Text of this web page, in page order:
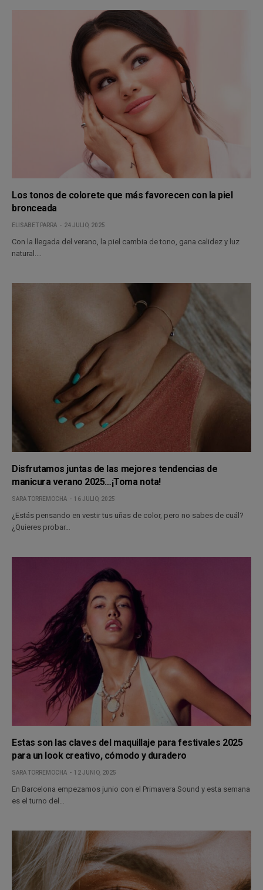
Los tonos de colorete que más favorecen con la piel
bronceada
ELISABET PARRA 24 JULIO, 2025
Con la llegada del verano, la piel cambia de tono, gana calidez y luz
natural.…
Disfrutamos juntas de las mejores tendencias de
manicura verano 2025…¡Toma nota!
SARA TORREMOCHA 16 JULIO, 2025
¿Estás pensando en vestir tus uñas de color, pero no sabes de cuál?
¿Quieres probar…
Estas son las claves del maquillaje para festivales 2025
para un look creativo, cómodo y duradero
SARA TORREMOCHA 12 JUNIO, 2025
En Barcelona empezamos junio con el Primavera Sound y esta semana
es el turno del…